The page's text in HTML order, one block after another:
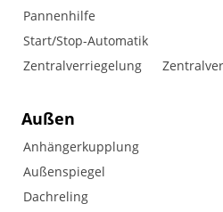
Pannenhilfe
Start/Stop-Automatik
Zentralverriegelung
Außen
Anhängerkupplung
Außenspiegel
Dachreling